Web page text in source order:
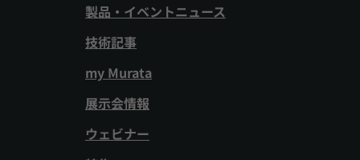
製品・イベントニュース
技術記事
my Murata
展示会情報
ウェビナー